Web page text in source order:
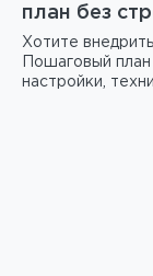
план без
Хотите
Пошаговый
настройки,